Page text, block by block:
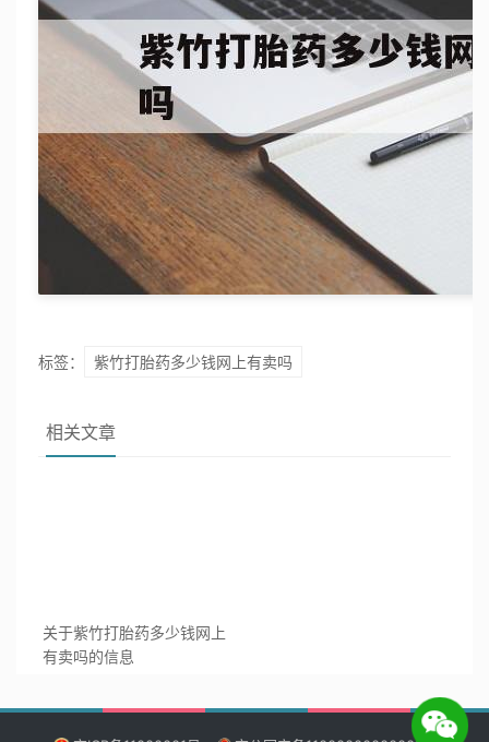
标签： 紫竹打胎药多少钱网上有卖吗
相关文章
关于紫竹打胎药多少钱网上
有卖吗的信息